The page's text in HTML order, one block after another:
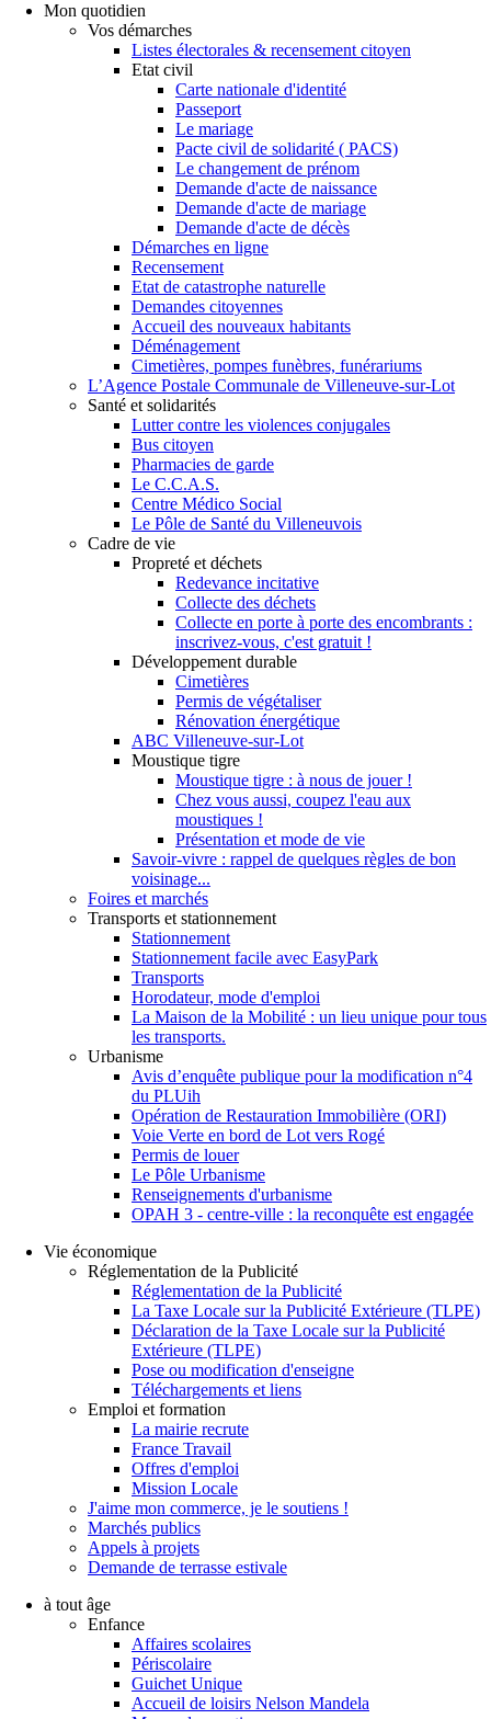
Mon quotidien
Vos démarches
Listes électorales & recensement citoyen
Etat civil
Carte nationale d'identité
Passeport
Le mariage
Pacte civil de solidarité ( PACS)
Le changement de prénom
Demande d'acte de naissance
Demande d'acte de mariage
Demande d'acte de décès
Démarches en ligne
Recensement
Etat de catastrophe naturelle
Demandes citoyennes
Accueil des nouveaux habitants
Déménagement
Cimetières, pompes funèbres, funérariums
L’Agence Postale Communale de Villeneuve-sur-Lot
Santé et solidarités
Lutter contre les violences conjugales
Bus citoyen
Pharmacies de garde
Le C.C.A.S.
Centre Médico Social
Le Pôle de Santé du Villeneuvois
Cadre de vie
Propreté et déchets
Redevance incitative
Collecte des déchets
Collecte en porte à porte des encombrants :
inscrivez-vous, c'est gratuit !
Développement durable
Cimetières
Permis de végétaliser
Rénovation énergétique
ABC Villeneuve-sur-Lot
Moustique tigre
Moustique tigre : à nous de jouer !
Chez vous aussi, coupez l'eau aux
moustiques !
Présentation et mode de vie
Savoir-vivre : rappel de quelques règles de bon
voisinage...
Foires et marchés
Transports et stationnement
Stationnement
Stationnement facile avec EasyPark
Transports
Horodateur, mode d'emploi
La Maison de la Mobilité : un lieu unique pour tous
les transports.
Urbanisme
Avis d’enquête publique pour la modification n°4
du PLUih
Opération de Restauration Immobilière (ORI)
Voie Verte en bord de Lot vers Rogé
Permis de louer
Le Pôle Urbanisme
Renseignements d'urbanisme
OPAH 3 - centre-ville : la reconquête est engagée
Vie économique
Réglementation de la Publicité
Réglementation de la Publicité
La Taxe Locale sur la Publicité Extérieure (TLPE)
Déclaration de la Taxe Locale sur la Publicité
Extérieure (TLPE)
Pose ou modification d'enseigne
Téléchargements et liens
Emploi et formation
La mairie recrute
France Travail
Offres d'emploi
Mission Locale
J'aime mon commerce, je le soutiens !
Marchés publics
Appels à projets
Demande de terrasse estivale
à tout âge
Enfance
Affaires scolaires
Périscolaire
Guichet Unique
Accueil de loisirs Nelson Mandela